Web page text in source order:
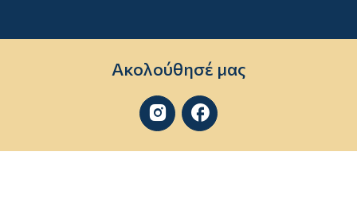
Ακολούθησέ μας
 